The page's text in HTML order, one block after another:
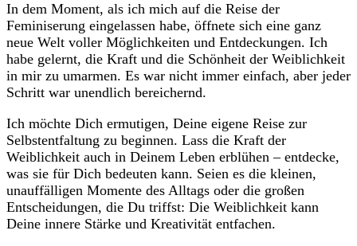
In dem Moment, als‌ ich mich auf die Reise der
Feminiserung eingelassen habe,‍ öffnete sich eine ganz
neue Welt voller ‍Möglichkeiten und Entdeckungen. Ich
habe gelernt, die Kraft und die Schönheit ⁣der Weiblichkeit
in mir zu umarmen. Es war nicht immer einfach, aber jeder
Schritt war unendlich bereichernd.
Ich möchte Dich ermutigen, Deine eigene ⁢Reise zur
Selbstentfaltung zu beginnen. Lass die Kraft ⁢der
Weiblichkeit auch in⁤ Deinem Leben erblühen – entdecke,
was sie für Dich bedeuten kann. Seien es die‍ kleinen,
unauffälligen Momente des Alltags oder die großen
Entscheidungen, die Du ​triffst: Die Weiblichkeit kann
⁢Deine innere Stärke und‌ Kreativität entfachen.